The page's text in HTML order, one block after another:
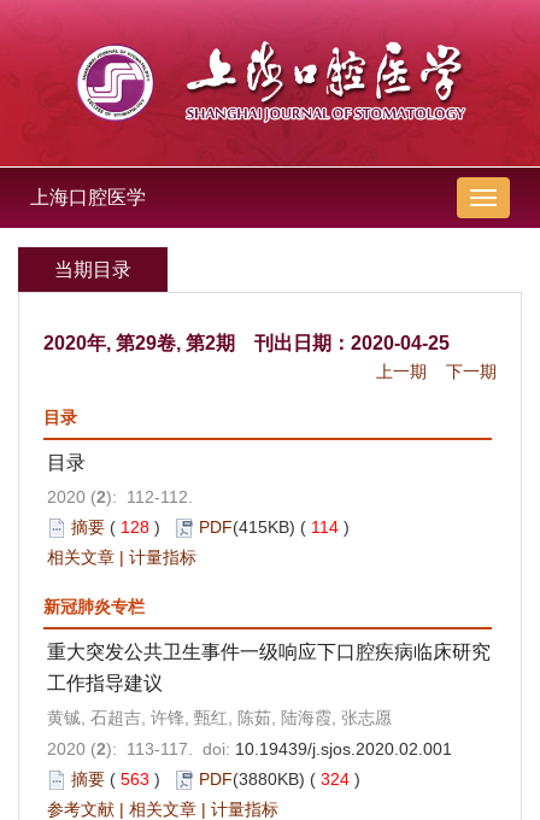
导
航
上海口腔医学
当期目录
2020年, 第29卷, 第2期 刊出日期：2020-04-25
上一期 下一期
目录
目录
2020 (2): 112-112.
摘要 ( 128 ) PDF(415KB) ( 114 )
相关文章 | 计量指标
新冠肺炎专栏
重大突发公共卫生事件一级响应下口腔疾病临床研究
工作指导建议
黄铖, 石超吉, 许锋, 甄红, 陈茹, 陆海霞, 张志愿
2020 (2): 113-117. doi: 10.19439/j.sjos.2020.02.001
摘要 ( 563 ) PDF(3880KB) ( 324 )
参考文献 | 相关文章 | 计量指标